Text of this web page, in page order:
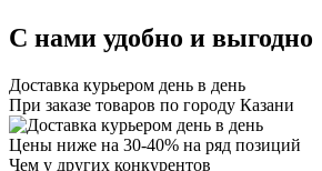
С нами удобно и выгодно
Доставка курьером день в день
При заказе товаров по городу Казани
Цены ниже на 30-40% на ряд позиций
Чем у других конкурентов